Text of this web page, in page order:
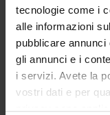
tecnologie come i
alle informazioni
pubblicare
gli annunci e i
i servizi. Avete la
vostri dati e per
privacy sono
STUDENT
DEPARTMENT
RESEARCH
RESEARCH